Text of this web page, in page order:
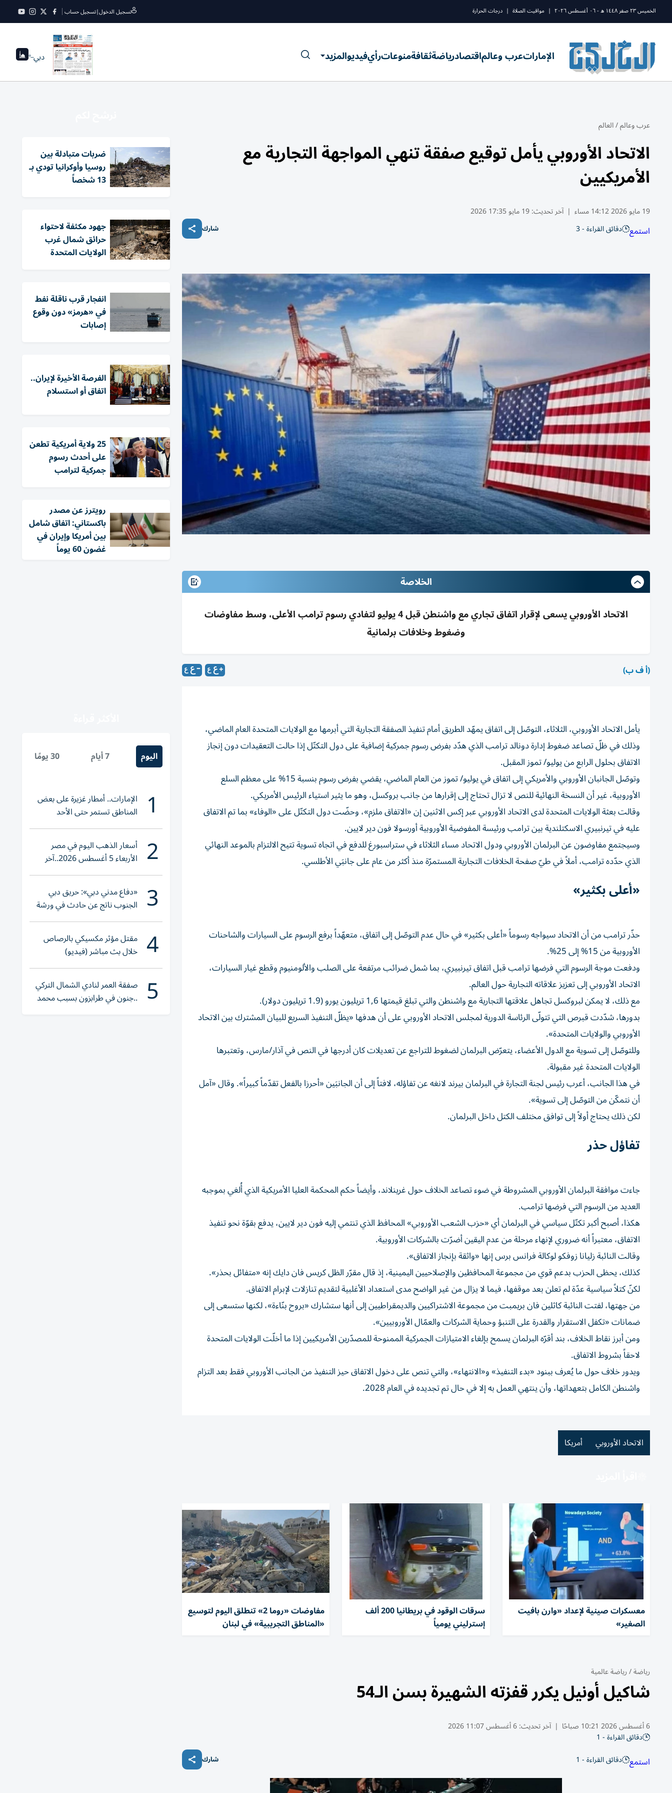
الخميس ٢٣ صفر ١٤٤٨ ه - ٠٦ أغسطس ٢٠٢٦ | مواقيت الصلاة | درجات الحرارة تسجيل الدخول|تسجيل حساب
الإماراتعرب وعالماقتصادرياضةثقافةمنوعاترأيفيديوالمزيد دبي--°
عرب وعالم/العالم
الاتحاد الأوروبي يأمل توقيع صفقة تنهي المواجهة التجارية مع
الأمريكيين
19 مايو 2026 14:12 مساء | آخر تحديث:19 مايو 17:35 2026
استمع دقائق القراءة - 3 شارك
الخلاصة
الاتحاد الأوروبي يسعى لإقرار اتفاق تجاري مع واشنطن قبل 4 يوليو لتفادي رسوم ترامب الأعلى، وسط مفاوضات
وضغوط وخلافات برلمانية
(أ ف ب)
يأمل الاتحاد الأوروبي، الثلاثاء، التوصّل إلى اتفاق يمهّد الطريق أمام تنفيذ الصفقة التجارية التي أبرمها مع الولايات المتحدة العام الماضي،
وذلك في ظلّ تصاعد ضغوط إدارة دونالد ترامب الذي هدّد بفرض رسوم جمركية إضافية على دول التكتّل إذا حالت التعقيدات دون إنجاز
الاتفاق بحلول الرابع من يوليو/ تموز المقبل.
وتوصّل الجانبان الأوروبي والأمريكي إلى اتفاق في يوليو/ تموز من العام الماضي، يقضي بفرض رسوم بنسبة 15% على معظم السلع
الأوروبية، غير أن النسخة النهائية للنص لا تزال تحتاج إلى إقرارها من جانب بروكسل، وهو ما يثير استياء الرئيس الأمريكي.
وقالت بعثة الولايات المتحدة لدى الاتحاد الأوروبي عبر إكس الاثنين إن «الاتفاق ملزم»، وحضّت دول التكتّل على «الوفاء» بما تم الاتفاق
عليه في تيرنبيري الاسكتلندية بين ترامب ورئيسة المفوضية الأوروبية أورسولا فون دير لايين.
وسيجتمع مفاوضون عن البرلمان الأوروبي ودول الاتحاد مساء الثلاثاء في ستراسبورغ للدفع في اتجاه تسوية تتيح الالتزام بالموعد النهائي
الذي حدّده ترامب، أملاً في طيّ صفحة الخلافات التجارية المستمرّة منذ أكثر من عام على جانبَي الأطلسي.
«أعلى بكثير»
حذّر ترامب من أن الاتحاد سيواجه رسوماً «أعلى بكثير» في حال عدم التوصّل إلى اتفاق، متعهّداً برفع الرسوم على السيارات والشاحنات
الأوروبية من 15% إلى 25%.
ودفعت موجة الرسوم التي فرضها ترامب قبل اتفاق تيرنبيري، بما شمل ضرائب مرتفعة على الصلب والألومنيوم وقطع غيار السيارات،
الاتحاد الأوروبي إلى تعزيز علاقاته التجارية حول العالم.
مع ذلك، لا يمكن لبروكسل تجاهل علاقتها التجارية مع واشنطن والتي تبلغ قيمتها 1,6 تريليون يورو (1.9 تريليون دولار).
بدورها، شدّدت قبرص التي تتولّى الرئاسة الدورية لمجلس الاتحاد الأوروبي على أن هدفها «يظلّ التنفيذ السريع للبيان المشترك بين الاتحاد
الأوروبي والولايات المتحدة».
وللتوصّل إلى تسوية مع الدول الأعضاء، يتعرّض البرلمان لضغوط للتراجع عن تعديلات كان أدرجها في النص في آذار/مارس، وتعتبرها
الولايات المتحدة غير مقبولة.
في هذا الجانب، أعرب رئيس لجنة التجارة في البرلمان بيرند لانغه عن تفاؤله، لافتاً إلى أن الجانبَين «أحرزا بالفعل تقدّماً كبيراً». وقال «آمل
أن نتمكّن من التوصّل إلى تسوية».
لكن ذلك يحتاج أولاً إلى توافق مختلف الكتل داخل البرلمان.
تفاؤل حذر
جاءت موافقة البرلمان الأوروبي المشروطة في ضوء تصاعد الخلاف حول غرينلاند، وأيضاً حكم المحكمة العليا الأمريكية الذي أُلغي بموجبه
العديد من الرسوم التي فرضها ترامب.
هكذا، أصبح أكبر تكتّل سياسي في البرلمان أي «حزب الشعب الأوروبي» المحافظ الذي تنتمي إليه فون دير لايين، يدفع بقوّة نحو تنفيذ
الاتفاق، معتبراً أنه ضروري لإنهاء مرحلة من عدم اليقين أضرّت بالشركات الأوروبية.
وقالت النائبة زليانا زوفكو لوكالة فرانس برس إنها «واثقة بإنجاز الاتفاق».
كذلك، يحظى الحزب بدعم قوي من مجموعة المحافظين والإصلاحيين اليمينية، إذ قال مقرّر الظل كريس فان دايك إنه «متفائل بحذر».
لكنّ كتلاً سياسية عدّة لم تعلن بعد موقفها، فيما لا يزال من غير الواضح مدى استعداد الأغلبية لتقديم تنازلات لإبرام الاتفاق.
من جهتها، لفتت النائبة كاثلين فان بريمبت من مجموعة الاشتراكيين والديمقراطيين إلى أنها ستشارك «بروح بنّاءة»، لكنها ستسعى إلى
ضمانات «تكفل الاستقرار والقدرة على التنبؤ وحماية الشركات والعمّال الأوروبيين».
ومن أبرز نقاط الخلاف، بند أقرّه البرلمان يسمح بإلغاء الامتيازات الجمركية الممنوحة للمصدّرين الأمريكيين إذا ما أخلّت الولايات المتحدة
لاحقاً بشروط الاتفاق.
ويدور خلاف حول ما يُعرف ببنود «بدء التنفيذ» و«الانتهاء»، والتي تنص على دخول الاتفاق حيز التنفيذ من الجانب الأوروبي فقط بعد التزام
واشنطن الكامل بتعهداتها، وأن ينتهي العمل به إلا في حال تم تجديده في العام 2028.
الاتحاد الأوروبي أمريكا
معسكرات صينية لإعداد «وارن بافيت
الصغير»
سرقات الوقود في بريطانيا 200 ألف
إسترليني يومياً
مفاوضات «روما 2» تنطلق اليوم لتوسيع
«المناطق التجريبية» في لبنان
رياضة/رياضة عالمية
شاكيل أونيل يكرر قفزته الشهيرة بسن الـ54
6 أغسطس 2026 10:21 صباحًا | آخر تحديث:6 أغسطس 11:07 2026
دقائق القراءة - 1
استمع دقائق القراءة - 1 شارك
ضربات متبادلة بين
روسيا وأوكرانيا تودي بـ
13 شخصاً
جهود مكثفة لاحتواء
حرائق شمال غرب
الولايات المتحدة
انفجار قرب ناقلة نفط
في «هرمز» دون وقوع
إصابات
الفرصة الأخيرة لإيران..
اتفاق أو استسلام
25 ولاية أمريكية تطعن
على أحدث رسوم
جمركية لترامب
‏رويترز عن مصدر
باكستاني: اتفاق شامل
بين أمريكا وإيران في
غضون 60 يوماً
اليوم 7 أيام 30 يومًا
1 الإمارات.. أمطار غزيرة على بعض
المناطق تستمر حتى الأحد
2 أسعار الذهب اليوم في مصر
الأربعاء 5 أغسطس 2026..آخر
تحديث لعيار 21
3 «دفاع مدني دبي»: حريق دبي
الجنوب ناتج عن حادث في ورشة
ولا إصابات
4 مقتل مؤثر مكسيكي بالرصاص
خلال بث مباشر (فيديو)
5 صفقة العمر لنادي الشمال التركي
..جنون في طرابزون بسبب محمد